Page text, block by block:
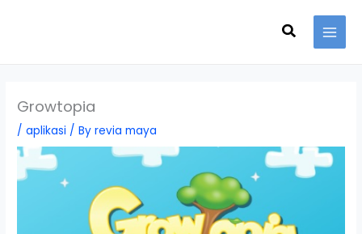
Search
Growtopia
/aplikasi / Byrevia maya